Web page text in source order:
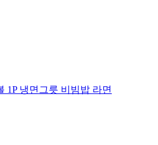
1P 냉면그릇 비빔밥 라면